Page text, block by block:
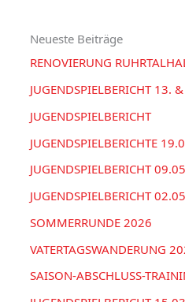
Neueste Beiträge
RENOVIERUNG
JUGENDSPIELBERICHT 13.
JUGENDSPIELBERICHT
JUGENDSPIELBERICHTE
JUGENDSPIELBERICHT
JUGENDSPIELBERICHT
SOMMERRUNDE 2026
VATERTAGSWANDERUNG
SAISON-ABSCHLUSS-